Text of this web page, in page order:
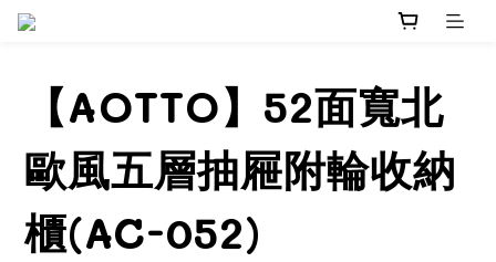
【AOTTO】52面寬北
歐風五層抽屜附輪收納
櫃(AC-052)